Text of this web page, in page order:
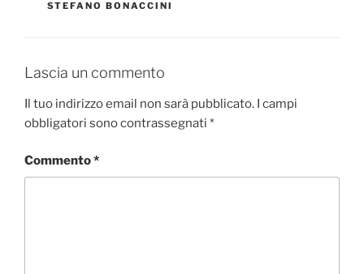
STEFANO BONACCINI
Lascia un commento
Il tuo indirizzo email non sarà pubblicato. I campi
obbligatori sono contrassegnati *
Commento*